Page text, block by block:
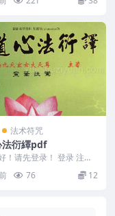
期》 ...
法术符咒
法衍繹pdf
！请先登录！ 登录 注册
76 12